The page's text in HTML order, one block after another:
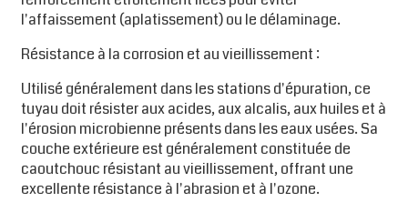
l'affaissement (aplatissement) ou le délaminage.
Résistance à la corrosion et au vieillissement :
Utilisé généralement dans les stations d'épuration, ce
tuyau doit résister aux acides, aux alcalis, aux huiles et à
l'érosion microbienne présents dans les eaux usées. Sa
couche extérieure est généralement constituée de
caoutchouc résistant au vieillissement, offrant une
excellente résistance à l'abrasion et à l'ozone.